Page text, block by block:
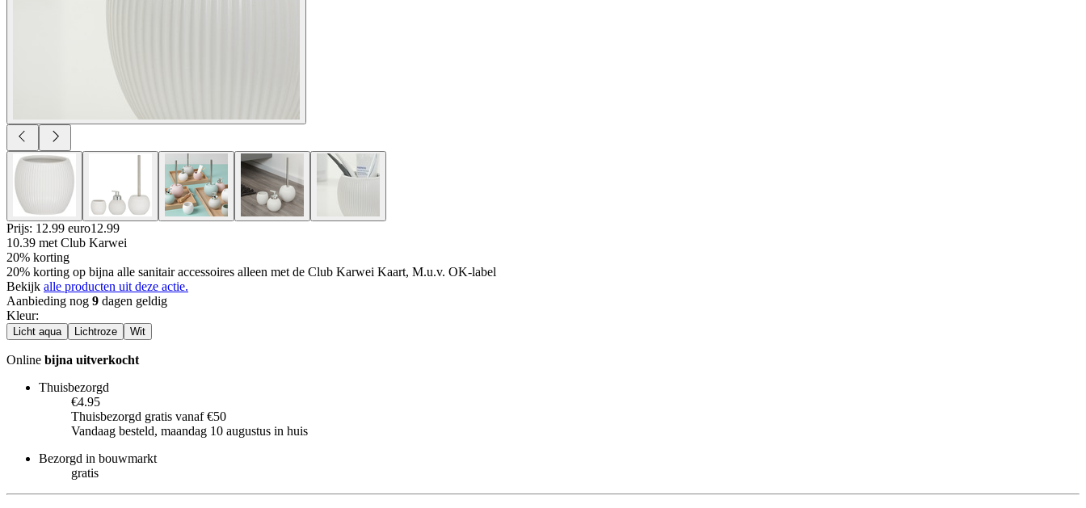
Prijs: 12.99 euro12.99
10.39 met Club Karwei
20% korting
20% korting op bijna alle sanitair accessoires alleen met de Club Karwei Kaart, M.u.v. OK-label
Bekijk alle producten uit deze actie.
Aanbieding nog 9 dagen geldig
Kleur:
Licht aqua Lichtroze Wit
Online bijna uitverkocht
Thuisbezorgd
€4.95
Thuisbezorgd gratis vanaf €50
Vandaag besteld, maandag 10 augustus in huis
Bezorgd in bouwmarkt
gratis